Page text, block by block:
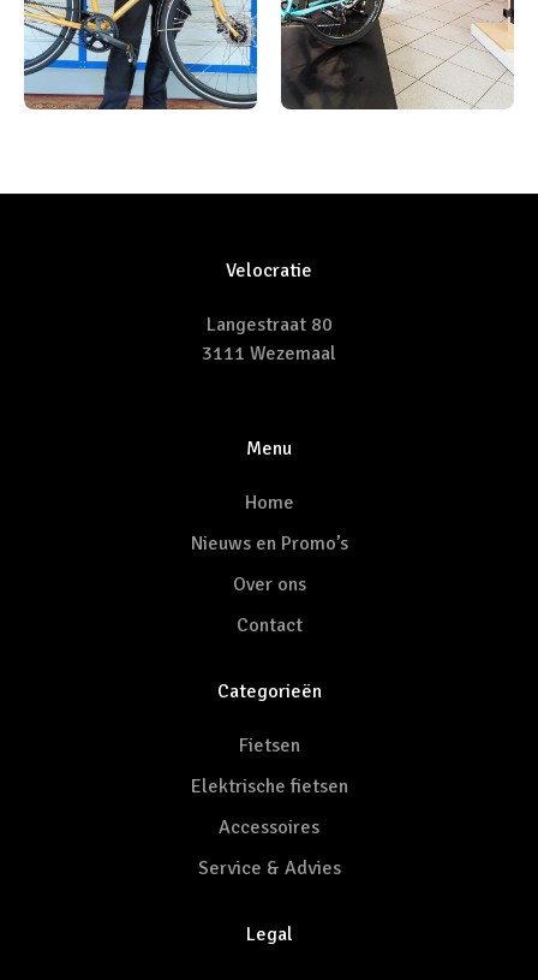
Velocratie
Langestraat 80
3111 Wezemaal
Menu
Home
Nieuws en Promo’s
Over ons
Contact
Categorieën
Fietsen
Elektrische fietsen
Accessoires
Service & Advies
Legal